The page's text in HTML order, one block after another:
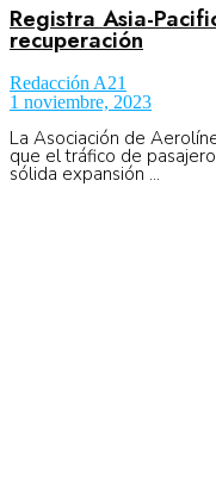
Registra Asia-
recuperación
Redacción A21
1 noviembre, 2023
La Asociación de
que el tráfico de
sólida expansión ...